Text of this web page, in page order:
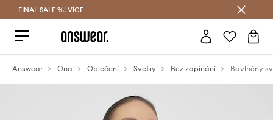
FINAL SALE %! VÍCE
Answear Ona Oblečení Svetry Bez zapínání